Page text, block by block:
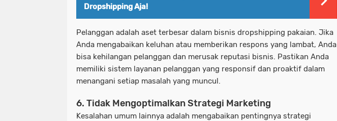
Dropshipping Aja!
Pelanggan adalah aset terbesar dalam bisnis dropshipping pakaian. Jika
Anda mengabaikan keluhan atau memberikan respons yang lambat, Anda
bisa kehilangan pelanggan dan merusak reputasi bisnis. Pastikan Anda
memiliki sistem layanan pelanggan yang responsif dan proaktif dalam
menangani setiap masalah yang muncul.
6. Tidak Mengoptimalkan Strategi Marketing
Kesalahan umum lainnya adalah mengabaikan pentingnya strategi